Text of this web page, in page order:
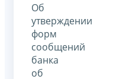
Об
утверждении
форм
сообщений
банка
об